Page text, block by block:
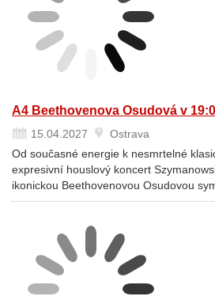
A4 Beethovenova Osudová v
15.04.2027
Ostrava
Od současné energie k nesmrtelné
expresivní houslový koncert
ikonickou Beethovenovou Osudovou